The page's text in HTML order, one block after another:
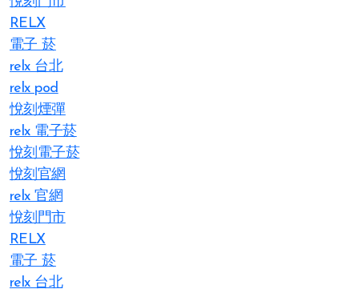
RELX
電子 菸
relx 台北
relx pod
悅刻煙彈
relx 電子菸
悅刻電子菸
悅刻官網
relx 官網
悅刻門市
RELX
電子 菸
relx 台北